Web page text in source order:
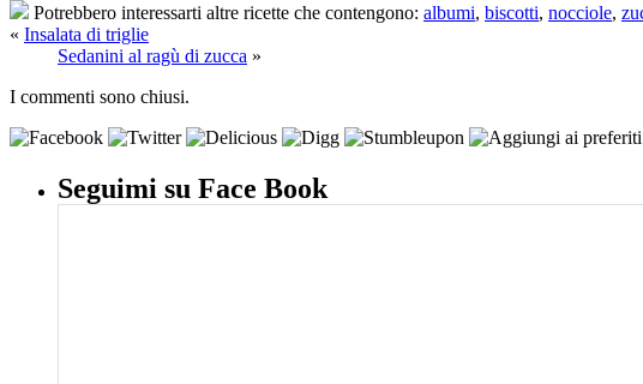
Potrebbero interessarti altre ricette che contengono: albumi, biscotti, nocciole,
« Insalata di triglie
Sedanini al ragù di zucca »
I commenti sono chiusi.
Seguimi su Face Book